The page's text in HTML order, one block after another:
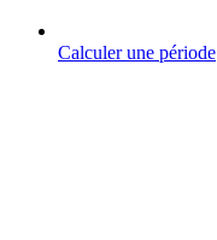
Calculer une période